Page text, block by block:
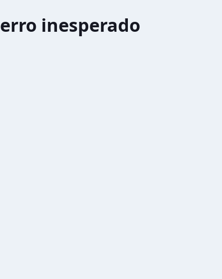
erro inesperado